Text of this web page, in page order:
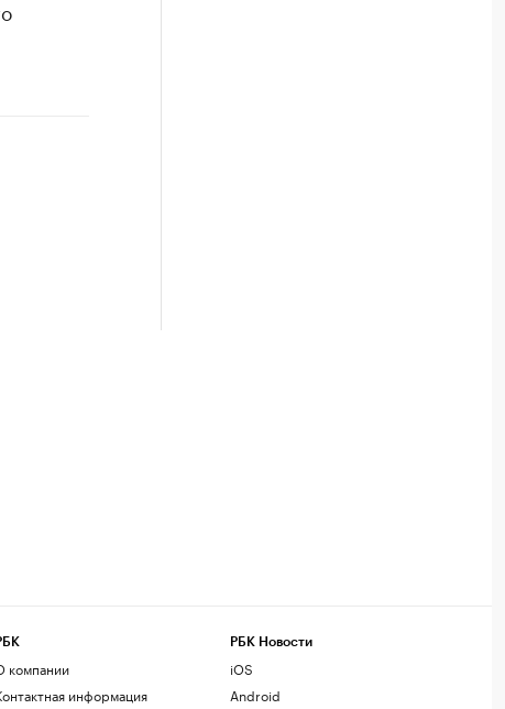
компании
информация
РБК Новости
iOS
Android